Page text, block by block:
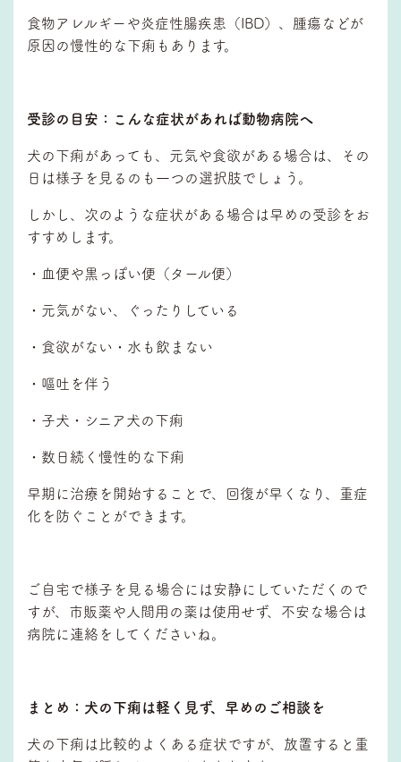
食物アレルギーや炎症性腸疾患（IBD）、腫瘍などが
原因の慢性的な下痢もあります。
受診の目安：こんな症状があれば動物病院へ
犬の下痢があっても、元気や食欲がある場合は、その
日は様子を見るのも一つの選択肢でしょう。
しかし、次のような症状がある場合は早めの受診をお
すすめします。
・血便や黒っぽい便（タール便）
・元気がない、ぐったりしている
・食欲がない・水も飲まない
・嘔吐を伴う
・子犬・シニア犬の下痢
・数日続く慢性的な下痢
早期に治療を開始することで、回復が早くなり、重症
化を防ぐことができます。
ご自宅で様子を見る場合には安静にしていただくので
すが、市販薬や人間用の薬は使用せず、不安な場合は
病院に連絡をしてくださいね。
まとめ：犬の下痢は軽く見ず、早めのご相談を
犬の下痢は比較的よくある症状ですが、放置すると重